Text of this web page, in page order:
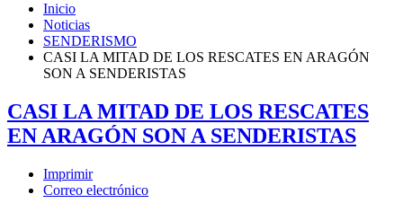
Inicio
Noticias
SENDERISMO
CASI LA MITAD DE LOS RESCATES EN ARAGÓN
SON A SENDERISTAS
CASI LA MITAD DE LOS RESCATES
EN ARAGÓN SON A SENDERISTAS
Imprimir
Correo electrónico